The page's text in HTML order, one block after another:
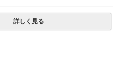
詳しく見る